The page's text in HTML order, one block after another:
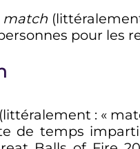
match
pour les
(littéralement : «
de temps imparti